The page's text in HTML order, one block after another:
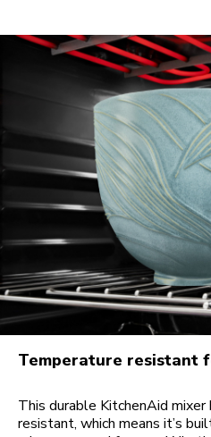
Temperature resistant
This durable KitchenAid
resistant, which means it’s